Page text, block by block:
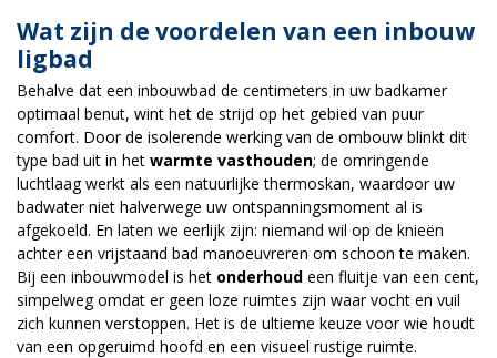
Wat zijn de voordelen van een inbouw
ligbad
Behalve dat een inbouwbad de centimeters in uw badkamer
optimaal benut, wint het de strijd op het gebied van puur
comfort. Door de isolerende werking van de ombouw blinkt dit
type bad uit in het warmte vasthouden; de omringende
luchtlaag werkt als een natuurlijke thermoskan, waardoor uw
badwater niet halverwege uw ontspanningsmoment al is
afgekoeld. En laten we eerlijk zijn: niemand wil op de knieën
achter een vrijstaand bad manoeuvreren om schoon te maken.
Bij een inbouwmodel is het onderhoud een fluitje van een cent,
simpelweg omdat er geen loze ruimtes zijn waar vocht en vuil
zich kunnen verstoppen. Het is de ultieme keuze voor wie houdt
van een opgeruimd hoofd en een visueel rustige ruimte.